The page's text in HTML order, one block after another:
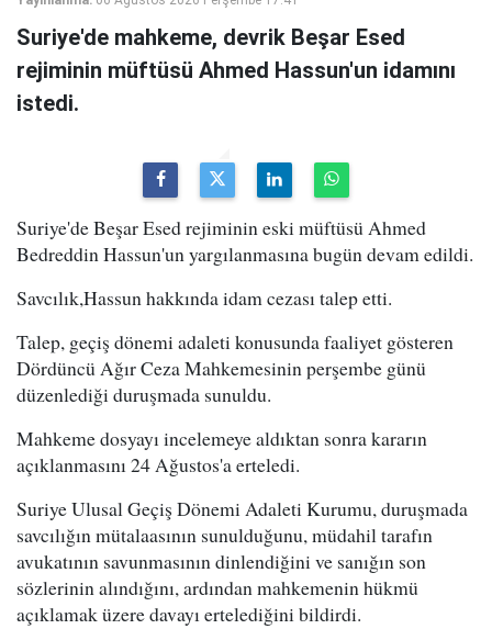
Suriye'de mahkeme, devrik Beşar Esed
rejiminin müftüsü Ahmed Hassun'un idamını
istedi.
Suriye'de Beşar Esed rejiminin eski müftüsü Ahmed
Bedreddin Hassun'un yargılanmasına bugün devam edildi.
Savcılık,Hassun hakkında idam cezası talep etti.
Talep, geçiş dönemi adaleti konusunda faaliyet gösteren
Dördüncü Ağır Ceza Mahkemesinin perşembe günü
düzenlediği duruşmada sunuldu.
Mahkeme dosyayı incelemeye aldıktan sonra kararın
açıklanmasını 24 Ağustos'a erteledi.
Suriye Ulusal Geçiş Dönemi Adaleti Kurumu, duruşmada
savcılığın mütalaasının sunulduğunu, müdahil tarafın
avukatının savunmasının dinlendiğini ve sanığın son
sözlerinin alındığını, ardından mahkemenin hükmü
açıklamak üzere davayı ertelediğini bildirdi.